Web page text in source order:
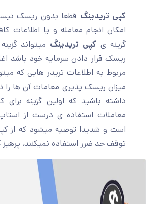
کپی تریدینگ قطعا بدون ریسک
امکان انجام معامله و یا اطلاعات
گزینه ی کپی تریدینگ میتواند
ریسک قرار دادن سرمایه خود باشد
مربوط به اطلاعات تریدر هایی که
میزان ریسک پذیری معامات آن ها را
داشته باشید که اولین گزینه
است و شدیدا توصیه میشود که از
توقف حد ضرر استفاده نمیکنند، پرهیز